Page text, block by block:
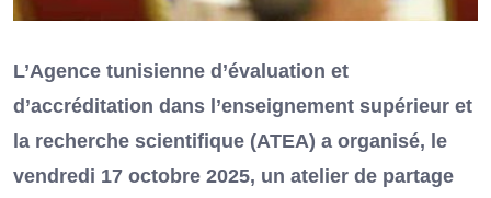
L’Agence tunisienne d’évaluation et
d’accréditation dans l’enseignement supérieur et
la recherche scientifique (ATEA) a organisé, le
vendredi 17 octobre 2025, un atelier de partage